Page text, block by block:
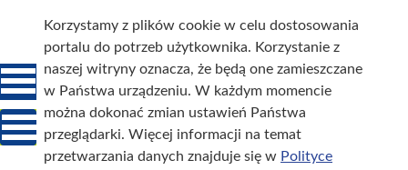
Korzystamy z plików cookie w celu dostosowania
portalu do potrzeb użytkownika. Korzystanie z
naszej witryny oznacza, że będą one zamieszczane
w Państwa urządzeniu. W każdym momencie
można dokonać zmian ustawień Państwa
przeglądarki. Więcej informacji na temat
przetwarzania danych znajduje się w Polityce